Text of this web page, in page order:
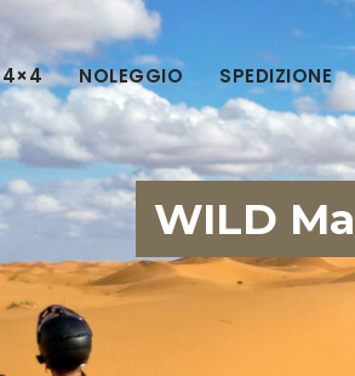
4×4 NOLEGGIO SPEDIZIONE
WILD